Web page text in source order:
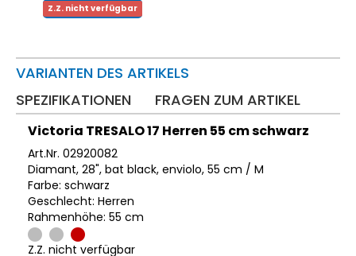
Z.Z. nicht verfügbar
VARIANTEN DES ARTIKELS
SPEZIFIKATIONEN
FRAGEN ZUM ARTIKEL
Victoria TRESALO 17 Herren 55 cm schwarz
Art.Nr. 02920082
Diamant, 28", bat black, enviolo, 55 cm / M
Farbe: schwarz
Geschlecht: Herren
Rahmenhöhe: 55 cm
Z.Z. nicht verfügbar